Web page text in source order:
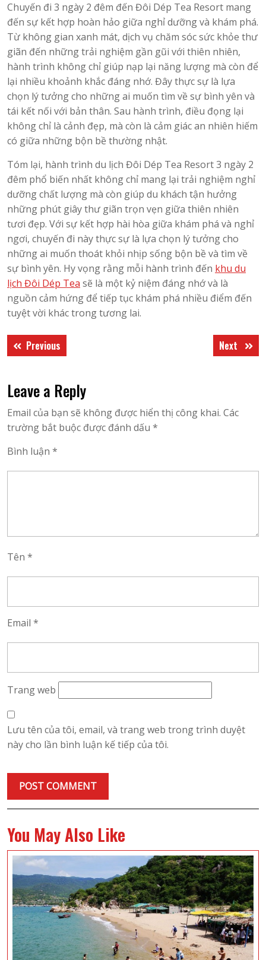
Chuyến đi 3 ngày 2 đêm đến Đôi Dép Tea Resort mang
đến sự kết hợp hoàn hảo giữa nghỉ dưỡng và khám phá.
Từ không gian xanh mát, dịch vụ chăm sóc sức khỏe thư
giãn đến những trải nghiệm gần gũi với thiên nhiên,
hành trình không chỉ giúp nạp lại năng lượng mà còn để
lại nhiều khoảnh khắc đáng nhớ. Đây thực sự là lựa
chọn lý tưởng cho những ai muốn tìm về sự bình yên và
tái kết nối với bản thân. Sau hành trình, điều đọng lại
không chỉ là cảnh đẹp, mà còn là cảm giác an nhiên hiếm
có giữa những bộn bề thường nhật.
Tóm lại, hành trình du lịch Đôi Dép Tea Resort 3 ngày 2
đêm phổ biến nhất không chỉ mang lại trải nghiệm nghỉ
dưỡng chất lượng mà còn giúp du khách tận hưởng
những phút giây thư giãn trọn vẹn giữa thiên nhiên
tươi đẹp. Với sự kết hợp hài hòa giữa khám phá và nghỉ
ngơi, chuyến đi này thực sự là lựa chọn lý tưởng cho
những ai muốn thoát khỏi nhịp sống bộn bề và tìm về
sự bình yên. Hy vọng rằng mỗi hành trình đến khu du
lịch Đôi Dép Tea sẽ là một kỷ niệm đáng nhớ và là
nguồn cảm hứng để tiếp tục khám phá nhiều điểm đến
tuyệt vời khác trong tương lai.
Điều
hướng
viết
Previous
post:
Next Next
post:
Leave a Reply
Email của bạn sẽ không được hiển thị công khai. Các
trường bắt buộc được đánh dấu *
Bình luận *
Tên *
Email *
Trang web
Lưu tên của tôi, email, và trang web trong trình duyệt
này cho lần bình luận kế tiếp của tôi.
You May Also Like